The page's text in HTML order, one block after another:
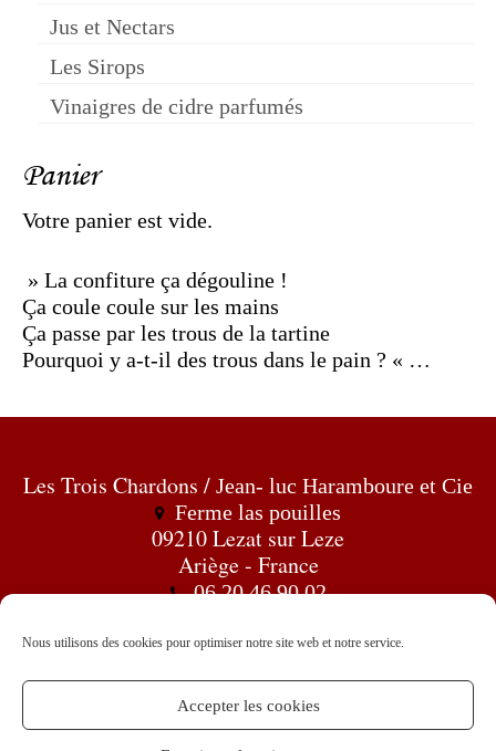
Nous utilisons des cookies pour optimiser notre site web et notre service.
Accepter les cookies
Jus et Nectars
Les Sirops
Vinaigres de cidre parfumés
Panier
Votre panier est vide.
» La confiture ça dégouline !
Ça coule coule sur les mains
Ça passe par les trous de la tartine
Pourquoi y a-t-il des trous dans le pain ? « …
Les Trois Chardons / Jean- luc Haramboure et Cie
Ferme las pouilles
09210 Lezat sur Leze
Ariège - France
06 20 46 90 02
Les Trois Chardons
Politique de confidentialité